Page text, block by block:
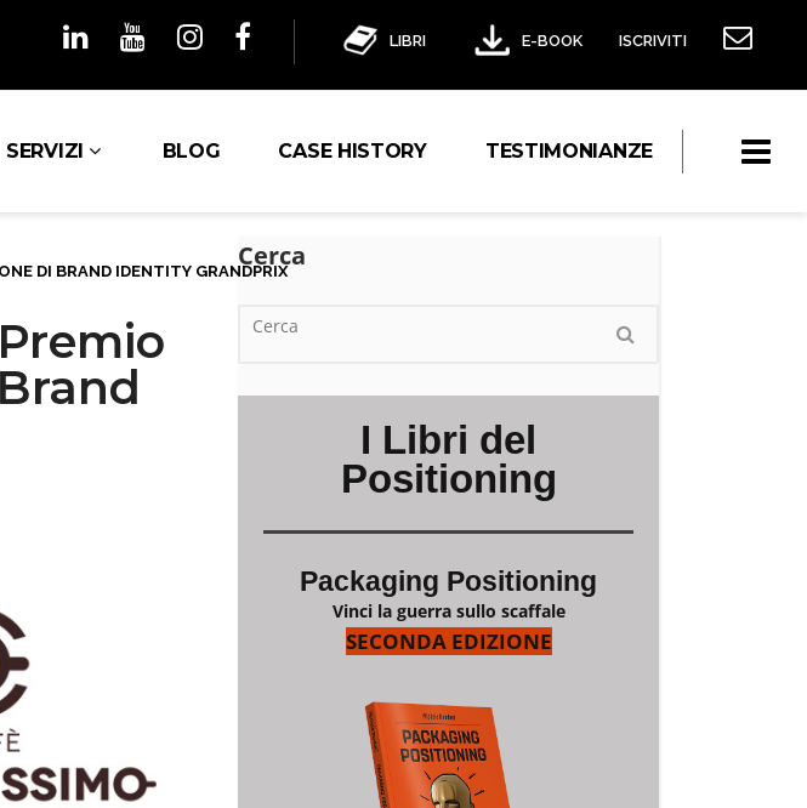
LIBRI E-BOOK ISCRIVITI
SERVIZI BLOG CASE HISTORY TESTIMONIANZE
DI BRAND IDENTITY GRANDPRIX
Cerca
I Libri del
Positioning
Packaging Positioning
Vinci la guerra sullo scaffale
SECONDA EDIZIONE